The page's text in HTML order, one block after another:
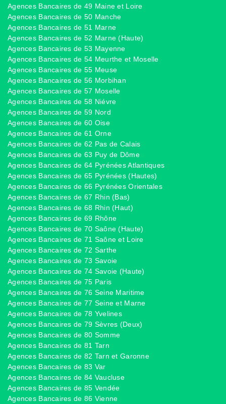
Agences Bancaires de 49 Maine et Loire
Agences Bancaires de 50 Manche
Agences Bancaires de 51 Marne
Agences Bancaires de 52 Marne (Haute)
Agences Bancaires de 53 Mayenne
Agences Bancaires de 54 Meurthe et Moselle
Agences Bancaires de 55 Meuse
Agences Bancaires de 56 Morbihan
Agences Bancaires de 57 Moselle
Agences Bancaires de 58 Niévre
Agences Bancaires de 59 Nord
Agences Bancaires de 60 Oise
Agences Bancaires de 61 Orne
Agences Bancaires de 62 Pas de Calais
Agences Bancaires de 63 Puy de Dôme
Agences Bancaires de 64 Pyrénées Atlantiques
Agences Bancaires de 65 Pyrénées (Hautes)
Agences Bancaires de 66 Pyrénées Orientales
Agences Bancaires de 67 Rhin (Bas)
Agences Bancaires de 68 Rhin (Haut)
Agences Bancaires de 69 Rhône
Agences Bancaires de 70 Saône (Haute)
Agences Bancaires de 71 Saône et Loire
Agences Bancaires de 72 Sarthe
Agences Bancaires de 73 Savoie
Agences Bancaires de 74 Savoie (Haute)
Agences Bancaires de 75 Paris
Agences Bancaires de 76 Seine Maritime
Agences Bancaires de 77 Seine et Marne
Agences Bancaires de 78 Yvelines
Agences Bancaires de 79 Sèvres (Deux)
Agences Bancaires de 80 Somme
Agences Bancaires de 81 Tarn
Agences Bancaires de 82 Tarn et Garonne
Agences Bancaires de 83 Var
Agences Bancaires de 84 Vaucluse
Agences Bancaires de 85 Vendée
Agences Bancaires de 86 Vienne